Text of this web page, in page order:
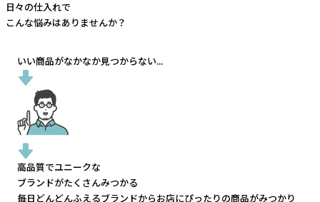
日々の仕入れで
こんな悩みはありませんか？
いい商品がなかなか見つからない...
高品質でユニークな
ブランドがたくさんみつかる
毎日どんどんふえるブランドからお店にぴったりの商品がみつかり